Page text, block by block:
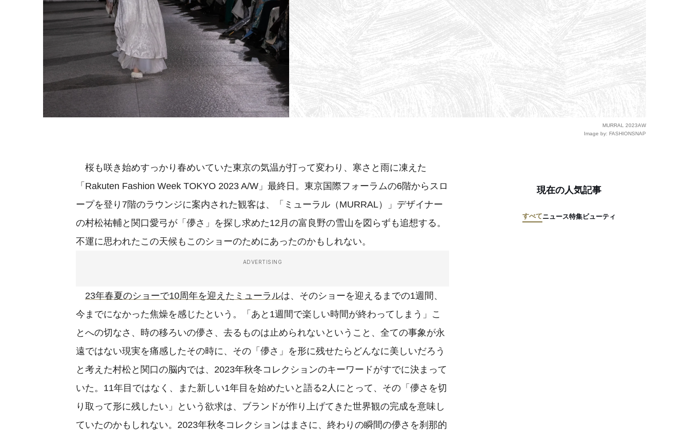
MURRAL 2023AW
Image by: FASHIONSNAP
桜も咲き始めすっかり春めいていた東京の気温が打って変わり、寒さと雨に凍えた
「Rakuten Fashion Week TOKYO 2023 A/W」最終日。東京国際フォーラムの6階からスロ
ープを登り7階のラウンジに案内された観客は、「ミューラル（MURRAL）」デザイナー
の村松祐輔と関口愛弓が「儚さ」を探し求めた12月の富良野の雪山を図らずも追想する。
不運に思われたこの天候もこのショーのためにあったのかもしれない。
ADVERTISING
23年春夏のショーで10周年を迎えたミューラルは、そのショーを迎えるまでの1週間、
今までになかった焦燥を感じたという。「あと1週間で楽しい時間が終わってしまう」こ
とへの切なさ、時の移ろいの儚さ、去るものは止められないということ、全ての事象が永
遠ではない現実を痛感したその時に、その「儚さ」を形に残せたらどんなに美しいだろう
と考えた村松と関口の脳内では、2023年秋冬コレクションのキーワードがすでに決まって
いた。11年目ではなく、また新しい1年目を始めたいと語る2人にとって、その「儚さを切
り取って形に残したい」という欲求は、ブランドが作り上げてきた世界観の完成を意味し
ていたのかもしれない。2023年秋冬コレクションはまさに、終わりの瞬間の儚さを刹那的
現在の人気記事
すべてニュース特集ビューティ